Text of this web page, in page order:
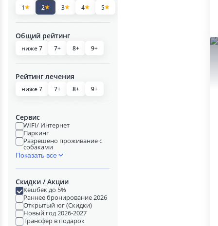
1 2 3 4 5
Общий рейтинг
ниже 7 7+ 8+ 9+
Рейтинг лечения
ниже 7 7+ 8+ 9+
Сервис
WIFI/ Интернет
Паркинг
Разрешено проживание с
собаками
Показать все
Скидки / Акции
Кешбек до 5%
Раннее бронирование 2026
Открытый юг (Скидки)
Новый год 2026-2027
Трансфер в подарок